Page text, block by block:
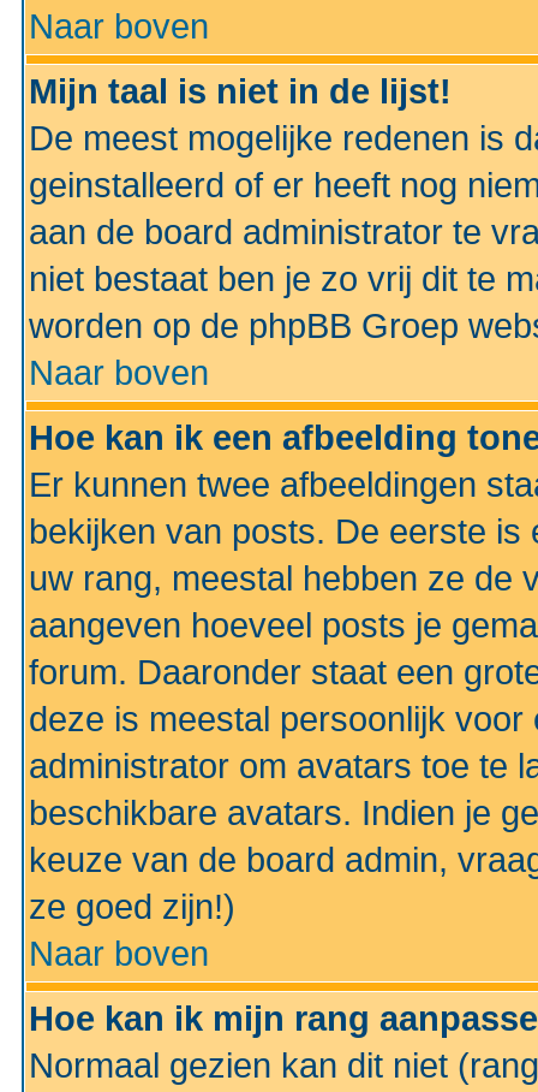
Naar boven
Mijn taal is niet in de lijst!
De meest mogelijke redenen is
geinstalleerd of er heeft nog
aan de board administrator te
niet bestaat ben je zo vrij dit te
worden op de phpBB Groep
Naar boven
Hoe kan ik een afbeelding
Er kunnen twee afbeeldingen
bekijken van posts. De eerste
uw rang, meestal hebben ze de
aangeven hoeveel posts je
forum. Daaronder staat een
deze is meestal persoonlijk
administrator om avatars toe te
beschikbare avatars. Indien je
keuze van de board admin,
ze goed zijn!)
Naar boven
Hoe kan ik mijn rang
Normaal gezien kan dit niet